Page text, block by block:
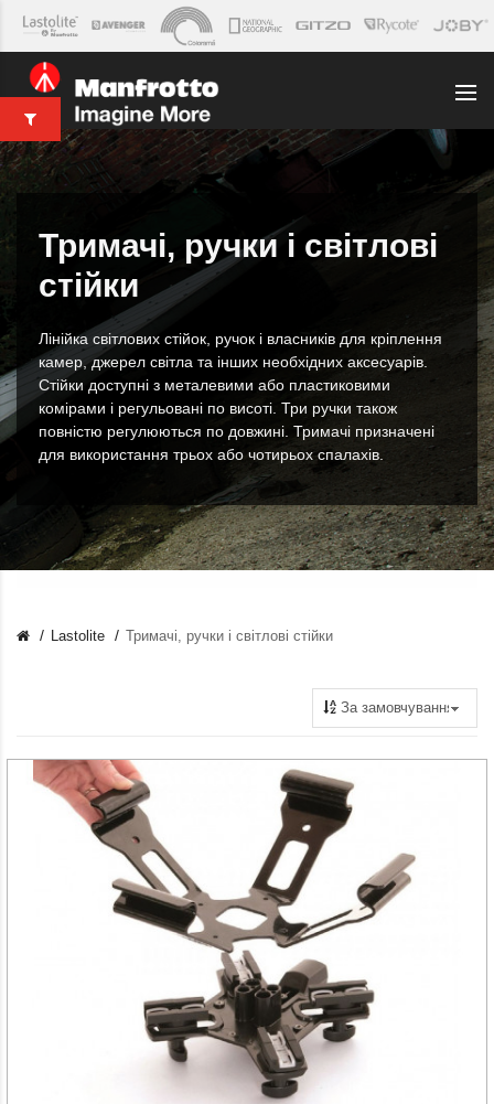
Тримачі, ручки і світлові
стійки
Лінійка світлових стійок, ручок і власників для кріплення
камер, джерел світла та інших необхідних аксесуарів.
Стійки доступні з металевими або пластиковими
комірами і регульовані по висоті. Три ручки також
повністю регулюються по довжині. Тримачі призначені
для використання трьох або чотирьох спалахів.
Lastolite Тримачі, ручки і світлові стійки